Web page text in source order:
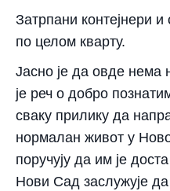
​Затрпани контејнери и
по целом кварту.
​Јасно је да овде нема
је реч о добро
сваку прилику да
нормалан живот у
поручују да им је
Нови Сад заслужује